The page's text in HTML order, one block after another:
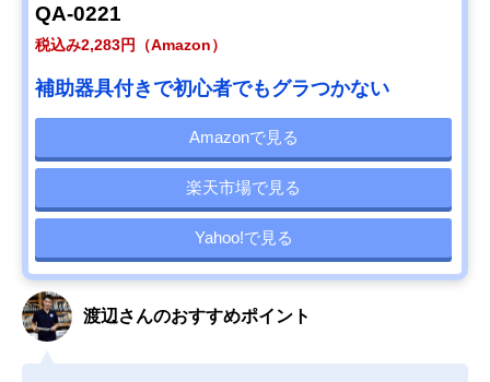
QA-0221
税込み2,283円（Amazon）
補助器具付きで初心者でもグラつかない
Amazonで見る
楽天市場で見る
Yahoo!で見る
渡辺さんのおすすめポイント